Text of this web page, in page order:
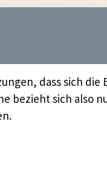
dass sich
bezieht sich also